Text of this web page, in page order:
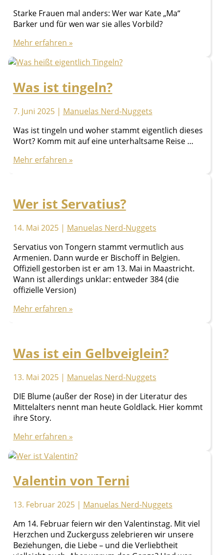
Starke Frauen mal anders: Wer war Kate „Ma“
Barker und für wen war sie alles Vorbild?
Wer
Ma
Mehr erfahren »
Was ist tingeln?
7. Juni 2025 | Manuelas Nerd-Nuggets
Was ist tingeln und woher stammt eigentlich dieses
Wort? Komm mit auf eine unterhaltsame Reise …
Was
Mehr erfahren »
Wer ist Servatius?
14. Mai 2025 | Manuelas Nerd-Nuggets
Servatius von Tongern stammt vermutlich aus
Armenien. Dann wurde er Bischoff in Belgien.
Offiziell gestorben ist er am 13. Mai in Maastricht.
Wann ist allerdings unklar: entweder 384 (die
offizielle Version)
Wer
Mehr erfahren »
Was ist ein Gelbveiglein?
13. Mai 2025 | Manuelas Nerd-Nuggets
DIE Blume (außer der Rose) in der Literatur des
Mittelalters nennt man heute Goldlack. Hier kommt
ihre Story.
Was
ein
Mehr erfahren »
Valentin von Terni
13. Februar 2025 | Manuelas Nerd-Nuggets
Am 14. Februar feiern wir den Valentinstag. Mit viel
Herzchen und Zuckerguss zelebrieren wir unsere
Beziehungen, die Liebe – und die Verliebtheit